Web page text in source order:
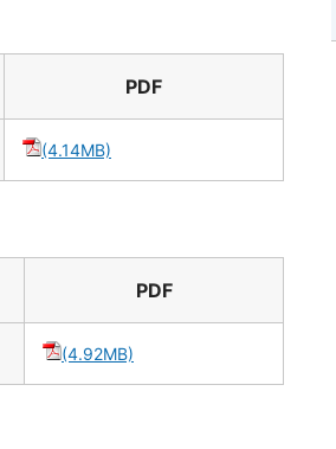
PDF
(4.14MB)
PDF
(4.92MB)